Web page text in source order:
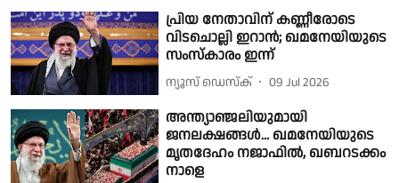
പ്രിയ നേതാവിന് കണ്ണീരോടെ
വിടചൊല്ലി ഇറാൻ; ഖമനേയിയുടെ
സംസ്കാരം ഇന്ന്
ന്യൂസ് ഡെസ്ക് 09 Jul 2026
അന്ത്യാഞ്ജലിയുമായി
ജനലക്ഷങ്ങൾ... ഖമനേയിയുടെ
മൃതദേഹം നജാഫിൽ, ഖബറടക്കം
നാളെ